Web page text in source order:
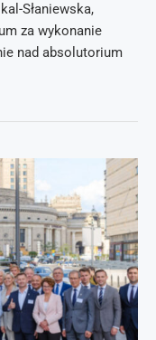
Słaniewska,
za wykonanie
nad absolutorium